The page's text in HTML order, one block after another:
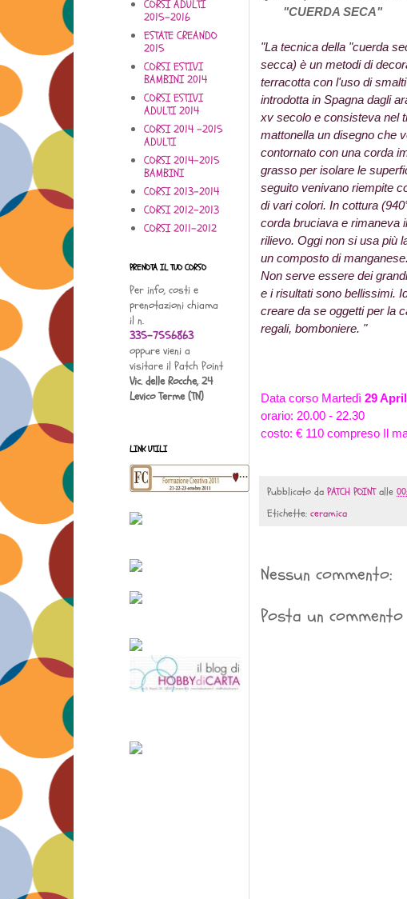
"CUERDA SECA"
"La tecnica della "cuerda
secca) è un metodi di
terracotta con l'uso di
introdotta in Spagna dagli
xv secolo e consisteva nel
mattonella un disegno che
contornato con una corda
grasso per isolare le
seguito venivano riempite
di vari colori. In cottura
corda bruciava e rimaneva
rilievo. Oggi non si usa più
un composto di manganese.
Non serve essere dei
e i risultati sono bellissimi.
creare da se oggetti per la
regali, bomboniere. "
Data corso Martedì 29
orario: 20.00 - 22.30
costo: € 110 compreso Il
Pubblicato da PATCH POINT alle
Etichette: ceramica
Nessun commento:
Posta un commento
CORSI ADULTI
2015-2016
ESTATE CREANDO
2015
CORSI ESTIVI
BAMBINI 2014
CORSI ESTIVI
ADULTI 2014
CORSI 2014 -2015
ADULTI
CORSI 2014-2015
BAMBINI
CORSI 2013-2014
CORSI 2012-2013
CORSI 2011-2012
PRENOTA IL TUO CORSO
Per info, costi e
prenotazioni chiama
il n.
335-7556863
oppure vieni a
visitare il Patch Point
Vic. delle Rocche, 24
Levico Terme (TN)
LINK UTILI